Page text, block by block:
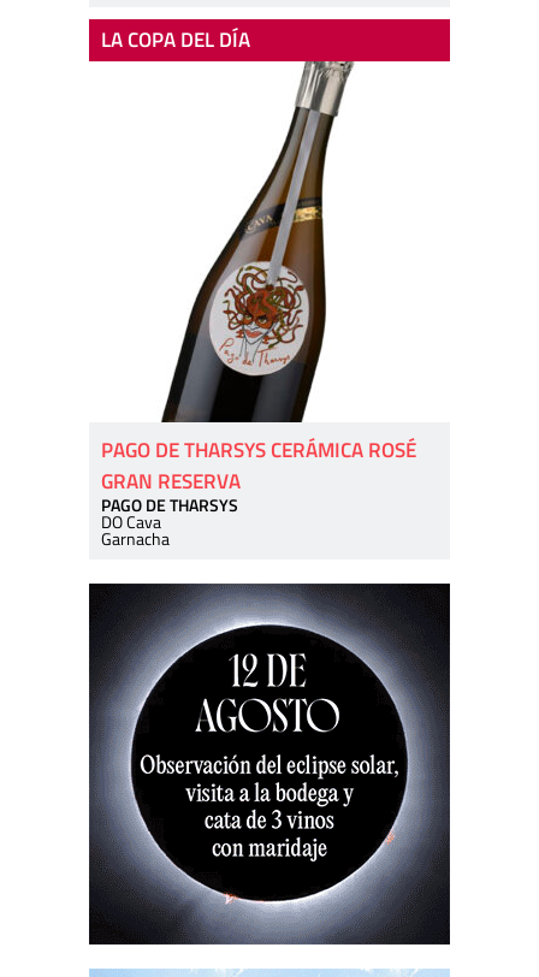
LA COPA DEL DÍA
PAGO DE THARSYS CERÁMICA ROSÉ
GRAN RESERVA
PAGO DE THARSYS
DO Cava
Garnacha